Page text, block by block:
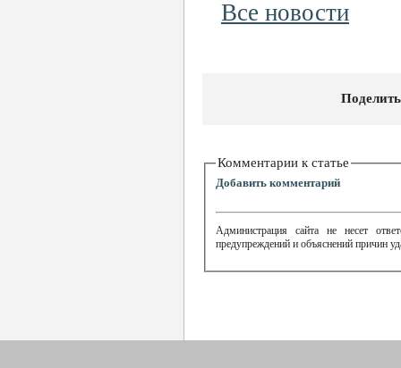
Все новости
Комментарии к статье
Добавить комментарий
Администрация сайта не несет
предупреждений и объяснений причин